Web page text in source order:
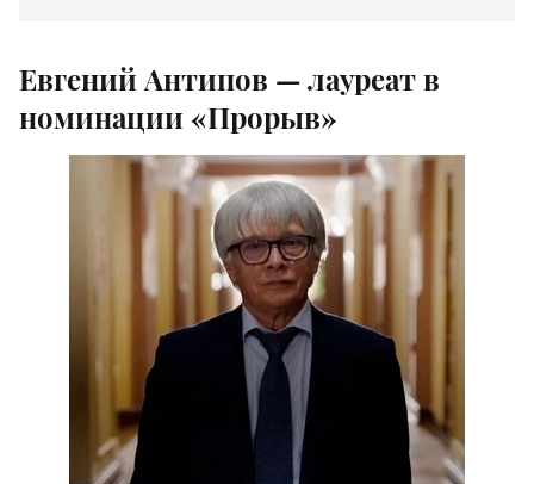
Евгений Антипов — лауреат в
номинации «Прорыв»